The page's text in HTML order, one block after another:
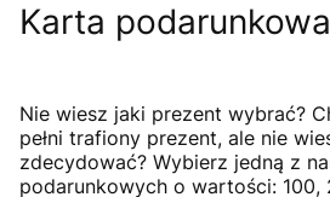
Karta podarunkowa
Nie wiesz jaki prezent wybrać?
pełni trafiony prezent, ale nie
zdecydować? Wybierz jedną z
podarunkowych o wartości: 100,